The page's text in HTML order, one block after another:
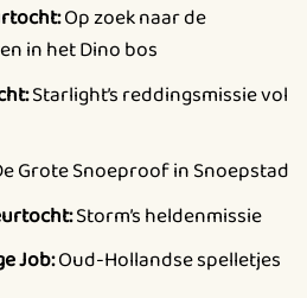
Op zoek naar de
in het Dino bos
Starlight’s reddingsmissie vol
Grote Snoeproof in Snoepstad
Storm’s heldenmissie
Job:Oud-Hollandse spelletjes